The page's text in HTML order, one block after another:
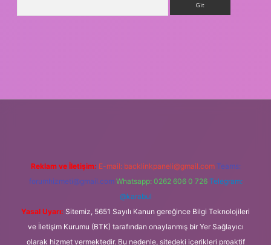
Reklam ve İletişim: E-mail: backlinkpaneli@gmail.com Teams:
forumhizmeti@gmail.com Whatsapp: 0262 606 0 726 Telegram:
@karabul
Yasal Uyarı: Sitemiz, 5651 Sayılı Kanun gereğince Bilgi Teknolojileri
ve İletişim Kurumu (BTK) tarafından onaylanmış bir Yer Sağlayıcı
olarak hizmet vermektedir. Bu nedenle, sitedeki içerikleri proaktif